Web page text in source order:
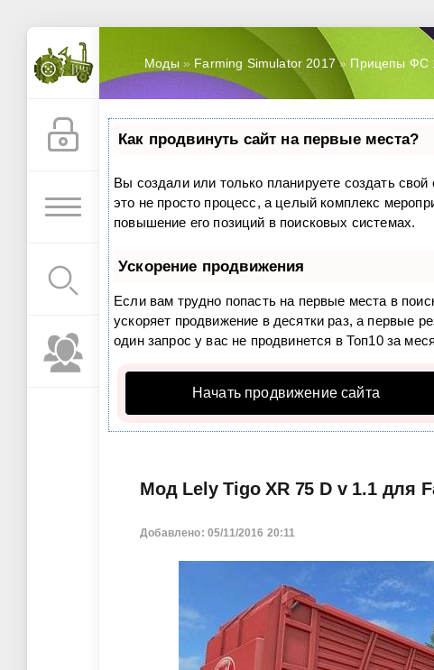
Моды» Farming Simulator 2017» Прицепы ФС
Как продвинуть сайт на первые места?
Вы создали или только планируете создать
это не просто процесс, а целый комплекс
повышение его позиций в поисковых системах.
Ускорение продвижения
Если вам трудно попасть на первые места в
ускоряет продвижение в десятки раз, а первые
один запрос у вас не продвинется в Топ10 за
Начать продвижение сайта
Мод Lely Tigo XR 75 D v 1.1 для
Добавлено: 05/11/2016 20:11